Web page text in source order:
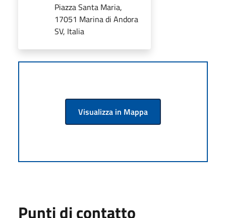
Piazza Santa Maria,
17051 Marina di Andora
SV, Italia
Visualizza in Mappa
Punti di contatto